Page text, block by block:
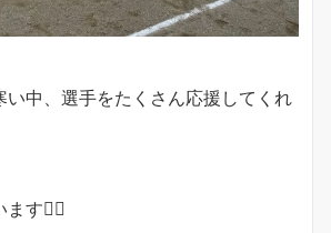
い中、選手をたくさん応援してくれ
す🙇‍♂️